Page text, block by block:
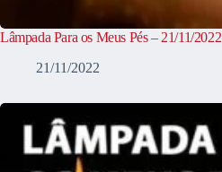
Lâmpada Para os Meus Pés – 21/11/2022
21/11/2022